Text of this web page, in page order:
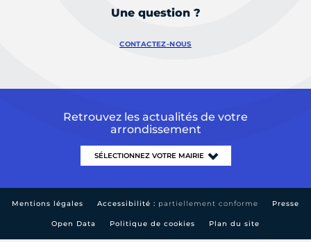
Une question ?
CONTACTEZ-NOUS
Retrouvez les actualités de votre
arrondissement
Mentions légales Accessibilité : partiellement conforme Presse
Open Data Politique de cookies Plan du site